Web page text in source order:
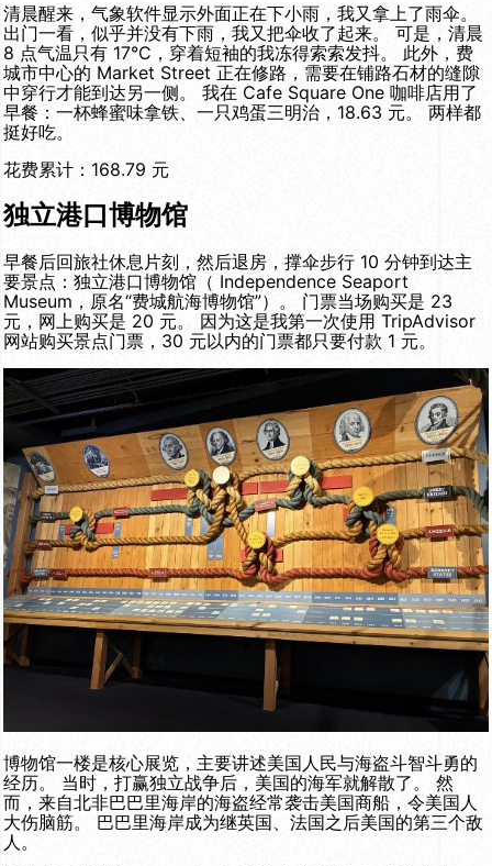
清晨醒来，气象软件显示外面正在下小雨，我又拿上了雨伞。
出门一看，似乎并没有下雨，我又把伞收了起来。 可是，清晨
8 点气温只有 17°C，穿着短袖的我冻得索索发抖。 此外，费
城市中心的 Market Street 正在修路，需要在铺路石材的缝隙
中穿行才能到达另一侧。 我在 Cafe Square One 咖啡店用了
早餐：一杯蜂蜜味拿铁、一只鸡蛋三明治，18.63 元。 两样都
挺好吃。
花费累计：168.79 元
独立港口博物馆
早餐后回旅社休息片刻，然后退房，撑伞步行 10 分钟到达主
要景点：独立港口博物馆（ Independence Seaport
Museum，原名“费城航海博物馆”）。 门票当场购买是 23
元，网上购买是 20 元。 因为这是我第一次使用 TripAdvisor
网站购买景点门票，30 元以内的门票都只要付款 1 元。
博物馆一楼是核心展览，主要讲述美国人民与海盗斗智斗勇的
经历。 当时，打赢独立战争后，美国的海军就解散了。 然
而，来自北非巴巴里海岸的海盗经常袭击美国商船，令美国人
大伤脑筋。 巴巴里海岸成为继英国、法国之后美国的第三个敌
人。